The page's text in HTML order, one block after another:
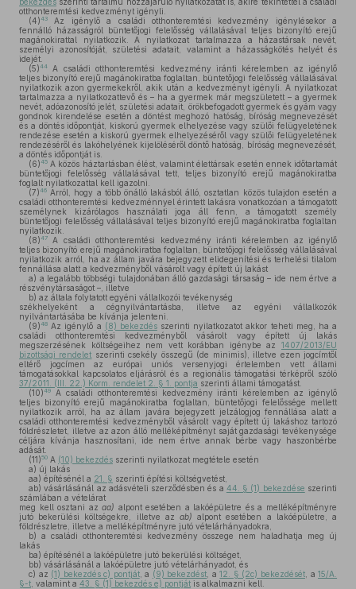
otthonteremtési kedvezményt igényli.
(4)43
Az igénylő a családi otthonteremtési kedvezmény igénylésekor a
fennálló házasságról büntetőjogi felelősség vállalásával teljes bizonyító erejű
magánokirattal nyilatkozik. A nyilatkozat tartalmazza a házastársak nevét,
személyi azonosítóját, születési adatait, valamint a házasságkötés helyét és
idejét.
(5)44
A családi otthonteremtési kedvezmény iránti kérelemben az igénylő
teljes bizonyító erejű magánokiratba foglaltan, büntetőjogi felelősség vállalásával
nyilatkozik azon gyermekekről, akik után a kedvezményt igényli. A nyilatkozat
tartalmazza a nyilatkozattevő és – ha a gyermek már megszületett – a gyermek
nevét, adóazonosító jelét, születési adatait, örökbefogadott gyermek és gyám vagy
gondnok kirendelése esetén a döntést meghozó hatóság, bíróság megnevezését
és a döntés időpontját, kiskorú gyermek elhelyezése vagy szülői felügyeletének
rendezése esetén a kiskorú gyermek elhelyezéséről vagy szülői felügyeletének
rendezéséről és lakóhelyének kijelöléséről döntő hatóság, bíróság megnevezését,
a döntés időpontját is.
(6)45 A közös háztartásban élést, valamint élettársak esetén ennek időtartamát
büntetőjogi felelősség vállalásával tett, teljes bizonyító erejű magánokiratba
foglalt nyilatkozattal kell igazolni.
(7)46 Arról, hogy a több önálló lakásból álló, osztatlan közös tulajdon esetén a
családi otthonteremtési kedvezménnyel érintett lakásra vonatkozóan a támogatott
személynek kizárólagos használati joga áll fenn, a támogatott személy
büntetőjogi felelősség vállalásával teljes bizonyító erejű magánokiratba foglaltan
nyilatkozik.
(8)47
A családi otthonteremtési kedvezmény iránti kérelemben az igénylő
teljes bizonyító erejű magánokiratba foglaltan, büntetőjogi felelősség vállalásával
nyilatkozik arról, ha az állam javára bejegyzett elidegenítési és terhelési tilalom
fennállása alatt a kedvezményből vásárolt vagy épített új lakást
a) a legalább többségi tulajdonában álló gazdasági társaság – ide nem értve a
részvénytársaságot –, illetve
b) az általa folytatott egyéni vállalkozói tevékenység
székhelyeként a cégnyilvántartásba, illetve az egyéni vállalkozók
nyilvántartásába be kívánja jelenteni.
(9)48 Az igénylő a (8) bekezdésszerinti nyilatkozatot akkor teheti meg, ha a
családi otthonteremtési kedvezményből vásárolt vagy épített új lakás
megszerzésének költségeihez nem vett korábban igénybe az 1407/2013/EU
bizottsági rendelet szerinti csekély összegű (de minimis), illetve ezen jogcímtől
eltérő jogcímen az európai uniós versenyjogi értelemben vett állami
támogatásokkal kapcsolatos eljárásról és a regionális támogatási térképről szóló
37/2011. (III. 22.) Korm. rendelet 2. § 1. pontja szerinti állami támogatást.
(10)49
A családi otthonteremtési kedvezmény iránti kérelemben az igénylő
teljes bizonyító erejű magánokiratba foglaltan, büntetőjogi felelőssége mellett
nyilatkozik arról, ha az állam javára bejegyzett jelzálogjog fennállása alatt a
családi otthonteremtési kedvezményből vásárolt vagy épített új lakáshoz tartozó
földrészletet, illetve az azon álló melléképítményt saját gazdasági tevékenysége
céljára kívánja hasznosítani, ide nem értve annak bérbe vagy haszonbérbe
adását.
(11)50 A (10) bekezdés szerinti nyilatkozat megtétele esetén
a) új lakás
aa) építésénél a 21. § szerinti építési költségvetést,
ab) vásárlásánál az adásvételi szerződésben és a 44. § (1) bekezdése szerinti
számlában a vételárat
meg kell osztani azaa) alpont esetében a lakóépületre és a melléképítményre
jutó bekerülési költségekre, illetve az ab) alpont esetében a lakóépületre, a
földrészletre, illetve a melléképítményre jutó vételárhányadokra,
b) a családi otthonteremtési kedvezmény összege nem haladhatja meg új
lakás
ba) építésénél a lakóépületre jutó bekerülési költséget,
bb) vásárlásánál a lakóépületre jutó vételárhányadot, és
c) az (1) bekezdés c) pontját, a (9) bekezdést , a12. § (2c) bekezdését , a15/A.
§-t , valamint a 43. § (1) bekezdés e) pontját is alkalmazni kell.